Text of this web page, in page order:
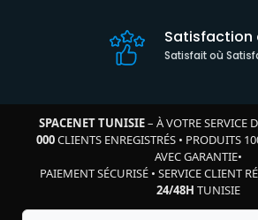
Satisfaction
Satisfait où
SPACENET TUNISIE– À VOTRE SERVICE
000CLIENTS ENREGISTRÉS• PRODUITS
AVEC GARANTIE•
PAIEMENT SÉCURISÉ • SERVICE CLIENT
24/48H TUNISIE